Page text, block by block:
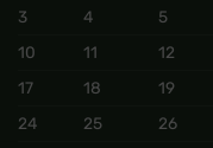
3
4 5
10
11 12
17
18 19
24
25 26